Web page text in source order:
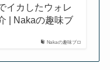
Nakaの趣味ブロ
イカしたウォレ
| Nakaの趣味ブ